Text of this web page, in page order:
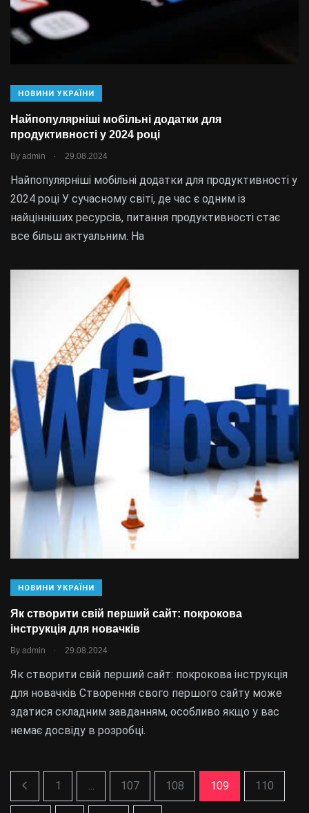
НОВИНИ УКРАЇНИ
Найпопулярніші мобільні додатки для
продуктивності у 2024 році
By admin . 29.08.2024
Найпопулярніші мобільні додатки для продуктивності у
2024 році У сучасному світі, де час є одним із
найцінніших ресурсів, питання продуктивності стає
все більш актуальним. На
НОВИНИ УКРАЇНИ
Як створити свій перший сайт: покрокова
інструкція для новачків
By admin . 29.08.2024
Як створити свій перший сайт: покрокова інструкція
для новачків Створення свого першого сайту може
здатися складним завданням, особливо якщо у вас
немає досвіду в розробці.
1 ... 107 108 109 110